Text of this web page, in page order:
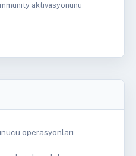
aktivasyonunu
operasyonları.